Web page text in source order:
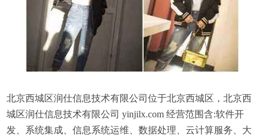
北京西城区润仕信息技术有限公司位于北京西城区，北京西
城区润仕信息技术有限公司 yinjilx.com 经营范围含:软件开
发、系统集成、信息系统运维、数据处理、云计算服务、大